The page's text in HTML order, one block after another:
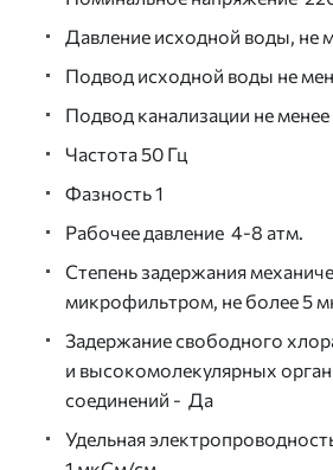
Давление исходной воды, не
Подвод исходной воды не
Подвод канализации не менее
Частота50 Гц
Фазность 1
Рабочее давление 4-8 атм.
Степеньзадержания
микрофильтром, не более 5
Задержаниесвободного
и высокомолекулярных
соединений - Да
Удельная